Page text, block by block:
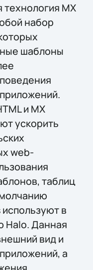
MX
набор
шаблоны
и MX
ускорить
web-
таблиц
в
Halo. Данная
вид и
а